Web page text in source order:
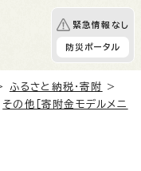
緊急情報なし
防災ポータル
ふるさと納税・寄附
>
その他［寄附金モデルメニ